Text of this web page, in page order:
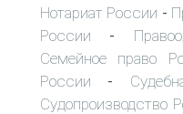
Нотариат России -
России -
Семейное право
России -
Судопроизводство